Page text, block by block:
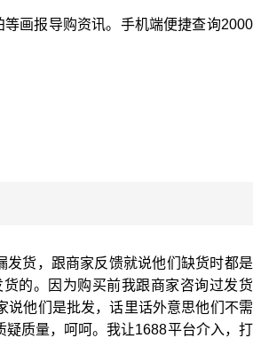
画报导购资讯。手机端便捷查询
货，跟商家反馈就说他们缺货时都
的。因为购买前我跟商家咨询过发
说他们是批发，话里话外意思他们不
质量，呵呵。我让1688平台介入，